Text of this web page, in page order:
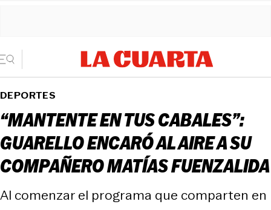
DEPORTES
“MANTENTE EN TUS CABALES”:
GUARELLO ENCARÓ AL AIRE A SU
COMPAÑERO MATÍAS FUENZALIDA
Al comenzar el programa que comparten en